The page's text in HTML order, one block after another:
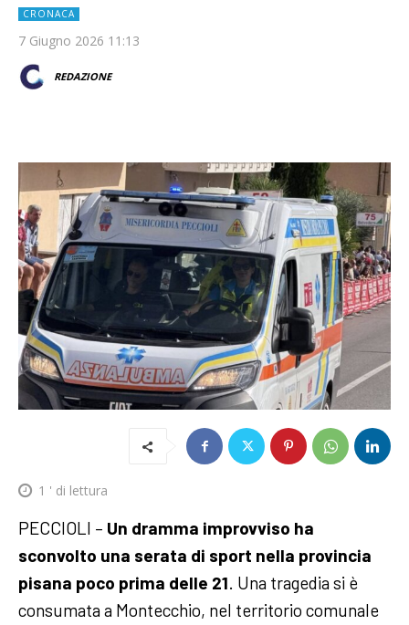
CRONACA
7 Giugno 2026 11:13
REDAZIONE
1 ' di lettura
PECCIOLI – Un dramma improvviso ha
sconvolto una serata di sport nella provincia
pisana poco prima delle 21. Una tragedia si è
consumata a Montecchio, nel territorio comunale